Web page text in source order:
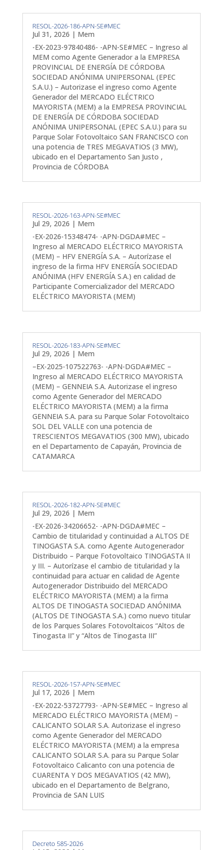
RESOL-2026-186-APN-SE#MEC
Jul 31, 2026 | Mem
-EX-2023-97840486- -APN-SE#MEC – Ingreso al
MEM como Agente Generador a la EMPRESA
PROVINCIAL DE ENERGÍA DE CÓRDOBA
SOCIEDAD ANÓNIMA UNIPERSONAL (EPEC
S.A.U.) – Autorizase el ingreso como Agente
Generador del MERCADO ELÉCTRICO
MAYORISTA (MEM) a la EMPRESA PROVINCIAL
DE ENERGÍA DE CÓRDOBA SOCIEDAD
ANÓNIMA UNIPERSONAL (EPEC S.A.U.) para su
Parque Solar Fotovoltaico SAN FRANCISCO con
una potencia de TRES MEGAVATIOS (3 MW),
ubicado en el Departamento San Justo ,
Provincia de CÓRDOBA
RESOL-2026-163-APN-SE#MEC
Jul 29, 2026 | Mem
-EX-2026-15348474- -APN-DGDA#MEC –
Ingreso al MERCADO ELÉCTRICO MAYORISTA
(MEM) – HFV ENERGÍA S.A. – Autorízase el
ingreso de la firma HFV ENERGÍA SOCIEDAD
ANÓNIMA (HFV ENERGÍA S.A.) en calidad de
Participante Comercializador del MERCADO
ELÉCTRICO MAYORISTA (MEM)
RESOL-2026-183-APN-SE#MEC
Jul 29, 2026 | Mem
–EX-2025-107522763- -APN-DGDA#MEC –
Ingreso al MERCADO ELÉCTRICO MAYORISTA
(MEM) – GENNEIA S.A. Autorizase el ingreso
como Agente Generador del MERCADO
ELÉCTRICO MAYORISTA (MEM) a la firma
GENNEIA S.A. para su Parque Solar Fotovoltaico
SOL DEL VALLE con una potencia de
TRESCIENTOS MEGAVATIOS (300 MW), ubicado
en el Departamento de Capayán, Provincia de
CATAMARCA
RESOL-2026-182-APN-SE#MEC
Jul 29, 2026 | Mem
-EX-2026-34206652- -APN-DGDA#MEC –
Cambio de titularidad y continuidad a ALTOS DE
TINOGASTA S.A. como Agente Autogenerador
Distribuido – Parque Fotovoltaico TINOGASTA II
y III. – Autorízase el cambio de titularidad y la
continuidad para actuar en calidad de Agente
Autogenerador Distribuido del MERCADO
ELÉCTRICO MAYORISTA (MEM) a la firma
ALTOS DE TINOGASTA SOCIEDAD ANÓNIMA
(ALTOS DE TINOGASTA S.A.) como nuevo titular
de los Parques Solares Fotovoltaicos “Altos de
Tinogasta II” y “Altos de Tinogasta III”
RESOL-2026-157-APN-SE#MEC
Jul 17, 2026 | Mem
-EX-2022-53727793- -APN-SE#MEC – Ingreso al
MERCADO ELÉCTRICO MAYORISTA (MEM) –
CALICANTO SOLAR S.A. Autorizase el ingreso
como Agente Generador del MERCADO
ELÉCTRICO MAYORISTA (MEM) a la empresa
CALICANTO SOLAR S.A. para su Parque Solar
Fotovoltaico Calicanto con una potencia de
CUARENTA Y DOS MEGAVATIOS (42 MW),
ubicado en el Departamento de Belgrano,
Provincia de SAN LUIS
Decreto 585-2026